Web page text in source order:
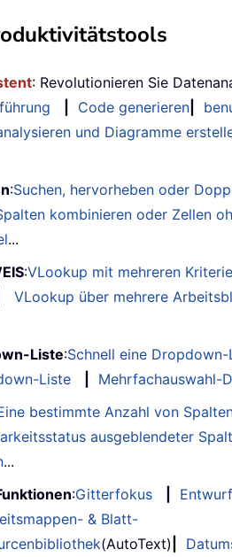
: Revolutionieren Sie
Code generieren
und Diagramme
:Suchen, hervorheben oder
kombinieren oder Zellen
...
:VLookup mit mehreren
VLookup über mehrere
Liste:Schnell eine
Liste
Mehrfachauswahl-
bestimmte Anzahl von
ausgeblendeter
...
:Gitterfokus
Entwurf
& Blatt-
(AutoText)